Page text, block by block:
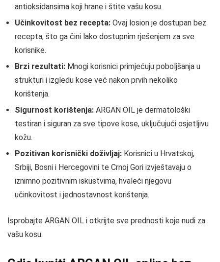
antioksidansima koji hrane i štite vašu kosu.
Učinkovitost bez recepta: Ovaj losion je dostupan bez
recepta, što ga čini lako dostupnim rješenjem za sve
korisnike.
Brzi rezultati: Mnogi korisnici primjećuju poboljšanja u
strukturi i izgledu kose već nakon prvih nekoliko
korištenja.
Sigurnost korištenja: ARGAN OIL je dermatološki
testiran i siguran za sve tipove kose, uključujući osjetljivu
kožu.
Pozitivan korisnički doživljaj: Korisnici u Hrvatskoj,
Srbiji, Bosni i Hercegovini te Crnoj Gori izvještavaju o
iznimno pozitivnim iskustvima, hvaleći njegovu
učinkovitost i jednostavnost korištenja.
Isprobajte ARGAN OIL i otkrijte sve prednosti koje nudi za
vašu kosu.